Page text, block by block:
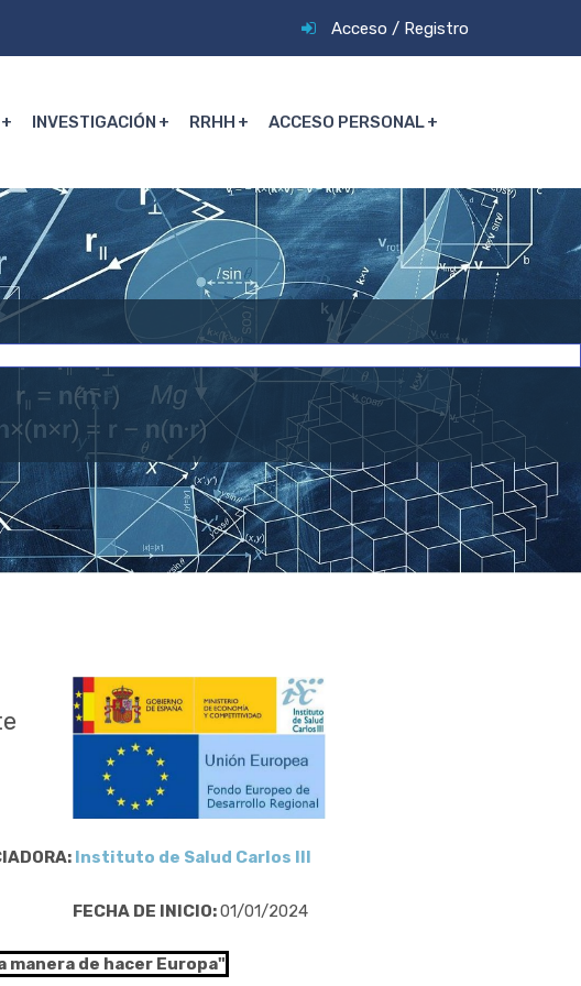
Acceso / Registro
INVESTIGACIÓN RRHH ACCESO PERSONAL
Instituto de Salud Carlos III
FECHA DE INICIO:01/01/2024
manera de hacer Europa"